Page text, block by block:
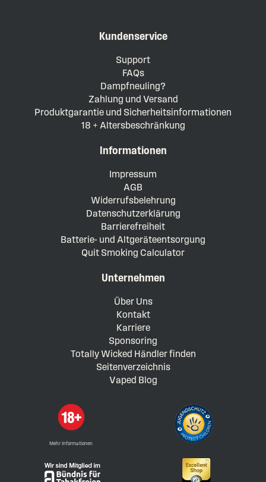
Kundenservice
Support
FAQs
Dampfneuling?
Zahlung und Versand
Produktgarantie und Sicherheitsinformationen
18 + Altersbeschränkung
Informationen
Impressum
AGB
Widerrufsbelehrung
Datenschutzerklärung
Barrierefreiheit
Batterie- und Altgeräteentsorgung
Quit Smoking Calculator
Unternehmen
Über Uns
Kontakt
Karriere
Sponsoring
Totally Wicked Händler finden
Seitenverzeichnis
Vaped Blog
Mehr Informationen